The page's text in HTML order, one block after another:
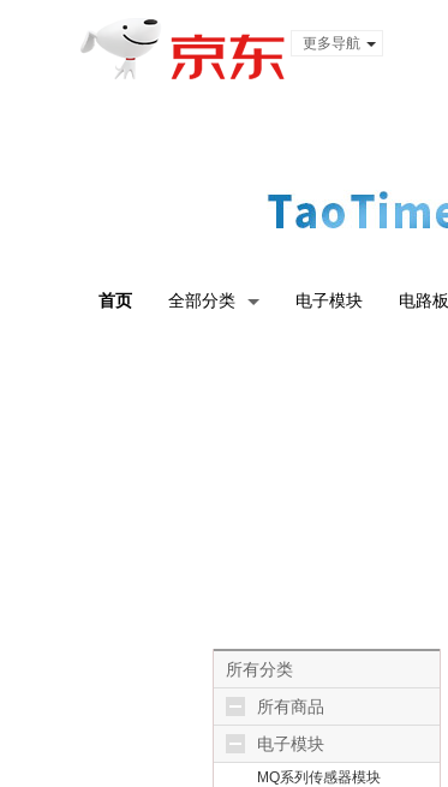
更多导航
首页 全部分类 电子模块 电路板
所有分类
所有商品
电子模块
MQ系列传感器模块